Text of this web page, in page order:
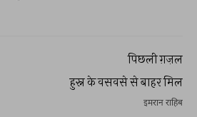
पिछली ग़ज़ल
हुस्न के वसवसे से बाहर मिल
इमरान राहिब